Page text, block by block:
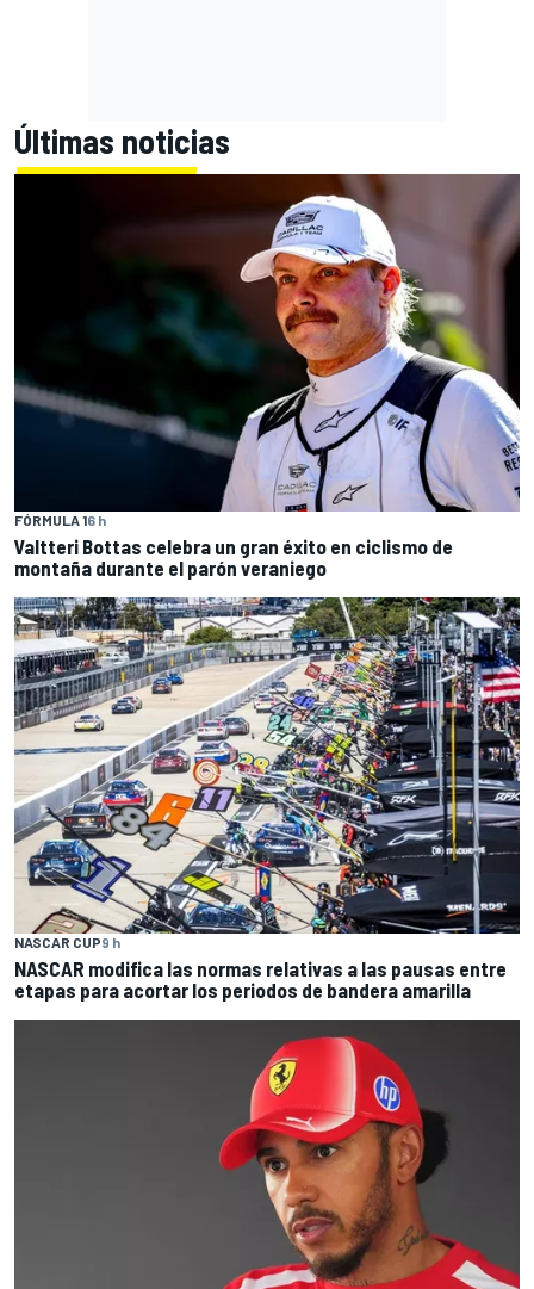
Últimas noticias
FÓRMULA 16 h
Valtteri Bottas celebra un gran éxito en ciclismo de
montaña durante el parón veraniego
NASCAR CUP9 h
NASCAR modifica las normas relativas a las pausas entre
etapas para acortar los periodos de bandera amarilla